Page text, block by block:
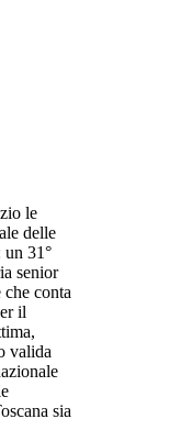
le
delle
31°
senior
conta
il
valida
sia